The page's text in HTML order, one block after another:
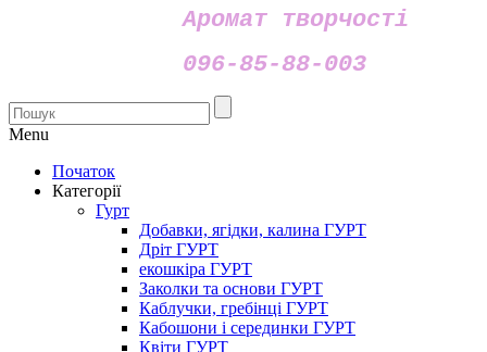
Аромат творчості
096-85-88-003
Menu
Початок
Категорії
Гурт
Добавки, ягідки, калина ГУРТ
Дріт ГУРТ
екошкіра ГУРТ
Заколки та основи ГУРТ
Каблучки, гребінці ГУРТ
Кабошони і серединки ГУРТ
Квіти ГУРТ